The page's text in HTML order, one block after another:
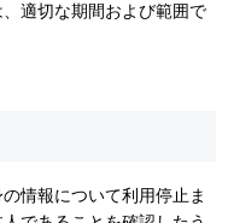
適切な期間および範囲で
情報について利用停止ま